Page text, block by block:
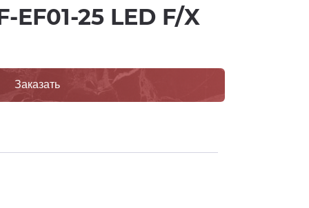
25 LED F/X
Заказать